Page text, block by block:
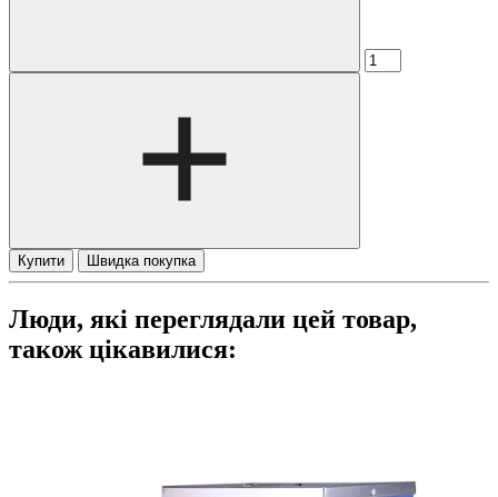
Купити Швидка покупка
Люди, які переглядали цей товар,
також цікавилися: